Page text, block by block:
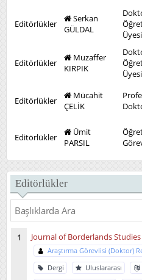
Editörlükler
Serkan
GÜLDAL
Üyesi
Editörlükler
Muzaffer
KIRPIK
Üyesi
Editörlükler
Mücahit
ÇELİK
Editörlükler
Ümit
PARSIL
Editörlükler
Journal of Borderlands Studies
Araştırma Görevlisi (Doktor)
Dergi
Uluslararası